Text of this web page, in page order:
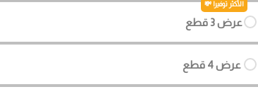
عرض 3 قطع
عرض 4 قطع